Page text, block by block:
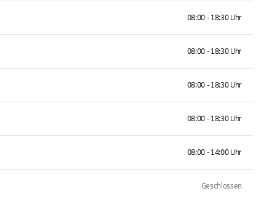
08:00 - 18:30 Uhr
08:00 - 18:30 Uhr
08:00 - 18:30 Uhr
08:00 - 18:30 Uhr
08:00 - 14:00 Uhr
Geschlossen